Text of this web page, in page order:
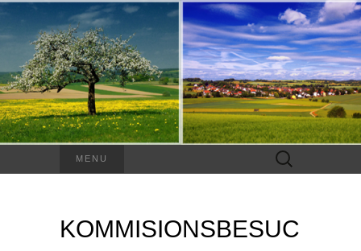
MENU
Suchen
nach:
KOMMISIONSBESUC